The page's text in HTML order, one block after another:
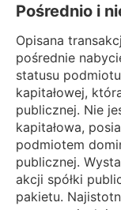
Pośrednio i
Opisana
pośrednie
statusu
kapitałowej,
publicznej. Nie
kapitałowa,
podmiotem
publicznej.
akcji spółki
pakietu.